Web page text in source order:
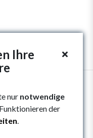
Ihre
nur notwendige
der
.